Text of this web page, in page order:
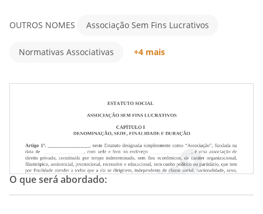
OUTROS NOMES Associação Sem Fins Lucrativos
Normativas Associativas +4 mais
Pacto Associativo
O que será abordado: